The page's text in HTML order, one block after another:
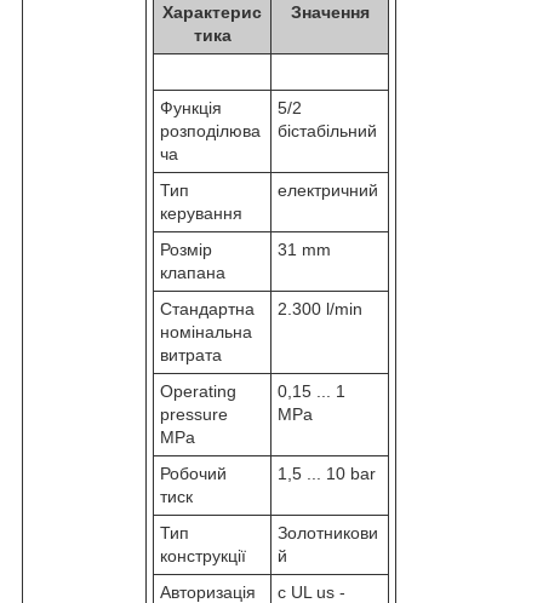
Характерис
тика
Значення
Функція
розподілюва
ча
5/2
бістабільний
Тип
керування
електричний
Розмір
клапана
31 mm
Стандартна
номінальна
витрата
2.300 l/min
Operating
pressure
MPa
0,15 ... 1
MPa
Робочий
тиск
1,5 ... 10 bar
Тип
конструкції
Золотникови
й
Авторизація
c UL us -